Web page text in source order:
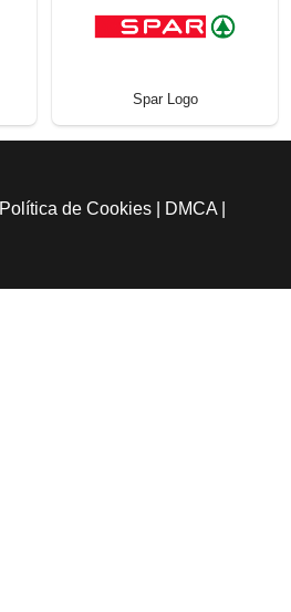
Spar Logo
Política de Cookies DMCA